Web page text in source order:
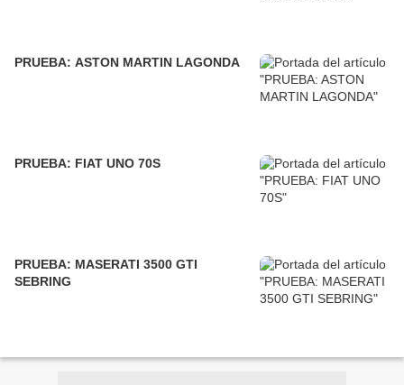
PRUEBA: ASTON MARTIN LAGONDA
PRUEBA: FIAT UNO 70S
PRUEBA: MASERATI 3500 GTI
SEBRING